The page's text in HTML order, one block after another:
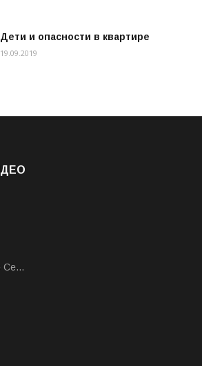
Дети и опасности в квартире
19.09.2019
Се…